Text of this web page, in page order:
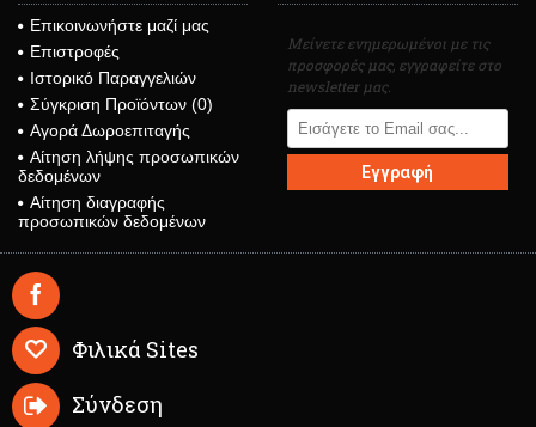
Επικοινωνήστε μαζί μας
Επιστροφές
Ιστορικό Παραγγελιών
Σύγκριση Προϊόντων (0)
Αγορά Δωροεπιταγής
Αίτηση λήψης προσωπικών
δεδομένων
Αίτηση διαγραφής
προσωπικών δεδομένων
Μείνετε ενημερωμένοι με τις
προσφορές μας, εγγραφείτε στο
newsletter μας.
Εγγραφή
Φιλικά Sites
Σύνδεση